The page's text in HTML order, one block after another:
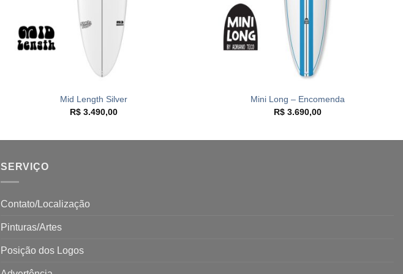
Mid Length Silver
R$3.490,00
Mini Long – Encomenda
R$ 3.690,00
SERVIÇO
Contato/Localização
Pinturas/Artes
Posição dos Logos